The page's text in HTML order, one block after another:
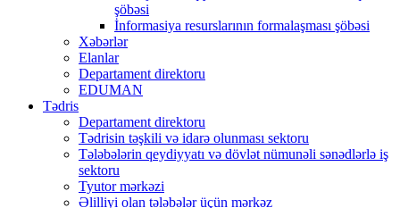
şöbəsi
İnformasiya resurslarının formalaşması şöbəsi
Xəbərlər
Elanlar
Departament direktoru
EDUMAN
Tədris
Departament direktoru
Tədrisin təşkili və idarə olunması sektoru
Tələbələrin qeydiyyatı və dövlət nümunəli sənədlərlə iş
sektoru
Tyutor mərkəzi
Əlilliyi olan tələbələr üçün mərkəz